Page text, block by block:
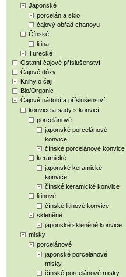
Japonské
porcelán a sklo
čajový obřad chanoyu
Čínské
litina
Turecké
Ostatní čajové příslušenství
Čajové dózy
Knihy o čaji
Bio/Organic
Čajové nádobí a příslušenství
konvice a sady s konvicí
porcelánové
japonské porcelánové
konvice
čínské porcelánové konvice
keramické
japonské keramické
konvice
čínské keramické konvice
litinové
čínské litinové konvice
skleněné
japonské skleněné konvice
misky
porcelánové
japonské porcelánové
misky
čínské porcelánové misky